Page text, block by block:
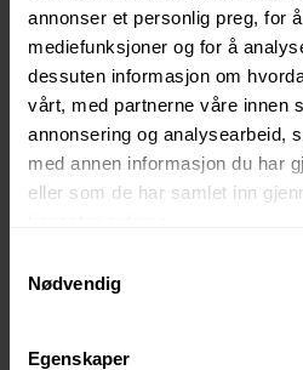
annonser et personlig preg, for
mediefunksjoner og for å
dessuten informasjon om
vårt, med partnerne våre innen
annonsering og analysearbeid,
med annen informasjon du har
eller som de har samlet inn
Nødvendig
Egenskaper
380 NOKved 5 stk.